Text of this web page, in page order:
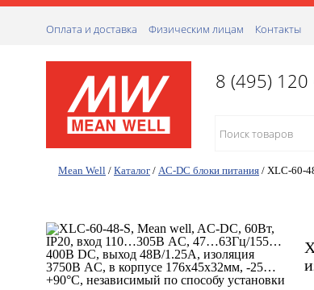
Оплата и доставка Физическим лицам Контакты
8 (495)
Mean Well / Каталог / AC-DC блоки питания / XLC-60-